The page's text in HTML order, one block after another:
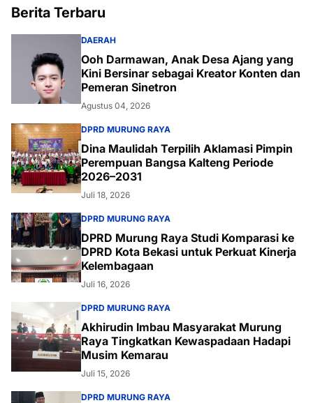
Berita Terbaru
DAERAH
Ooh Darmawan, Anak Desa Ajang yang
Kini Bersinar sebagai Kreator Konten dan
Pemeran Sinetron
Agustus 04, 2026
DPRD MURUNG RAYA
Dina Maulidah Terpilih Aklamasi Pimpin
Perempuan Bangsa Kalteng Periode
2026–2031
Juli 18, 2026
DPRD MURUNG RAYA
DPRD Murung Raya Studi Komparasi ke
DPRD Kota Bekasi untuk Perkuat Kinerja
Kelembagaan
Juli 16, 2026
DPRD MURUNG RAYA
Akhirudin Imbau Masyarakat Murung
Raya Tingkatkan Kewaspadaan Hadapi
Musim Kemarau
Juli 15, 2026
DPRD MURUNG RAYA